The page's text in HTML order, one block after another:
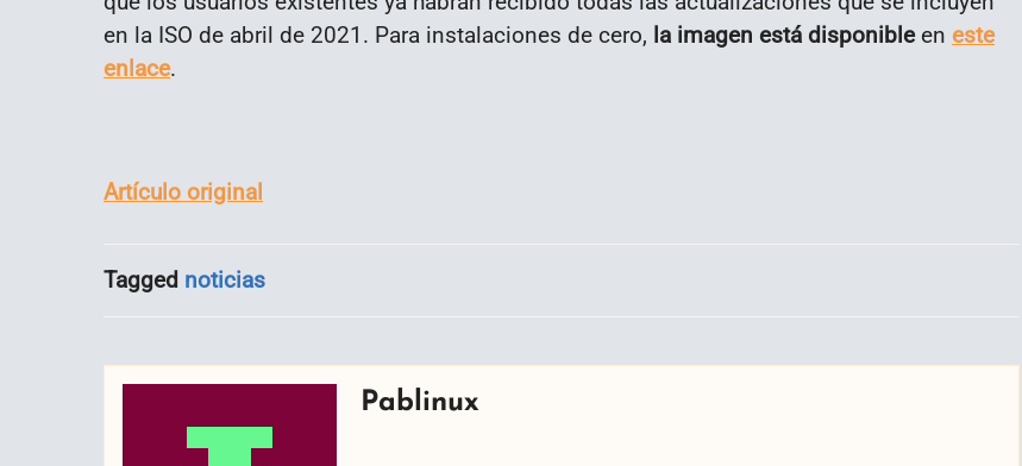
en la ISO de abril de 2021. Para instalaciones de cero, la imagen está disponibleen este
enlace.
Artículo original
Tagged noticias
Pablinux